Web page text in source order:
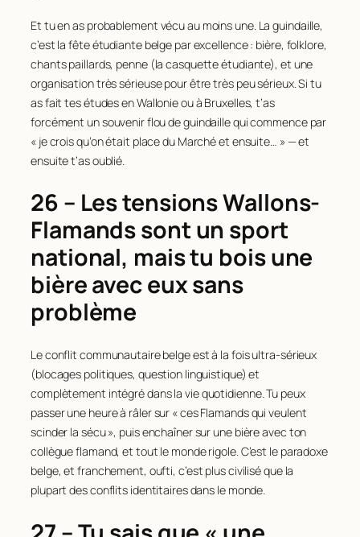
Et tu en as probablement vécu au moins une. La guindaille,
c’est la fête étudiante belge par excellence : bière, folklore,
chants paillards, penne (la casquette étudiante), et une
organisation très sérieuse pour être très peu sérieux. Si tu
as fait tes études en Wallonie ou à Bruxelles, t’as
forcément un souvenir flou de guindaille qui commence par
« je crois qu’on était place du Marché et ensuite… » — et
ensuite t’as oublié.
26 – Les tensions Wallons-
Flamands sont un sport
national, mais tu bois une
bière avec eux sans
problème
Le conflit communautaire belge est à la fois ultra-sérieux
(blocages politiques, question linguistique) et
complètement intégré dans la vie quotidienne. Tu peux
passer une heure à râler sur « ces Flamands qui veulent
scinder la sécu », puis enchaîner sur une bière avec ton
collègue flamand, et tout le monde rigole. C’est le paradoxe
belge, et franchement, oufti, c’est plus civilisé que la
plupart des conflits identitaires dans le monde.